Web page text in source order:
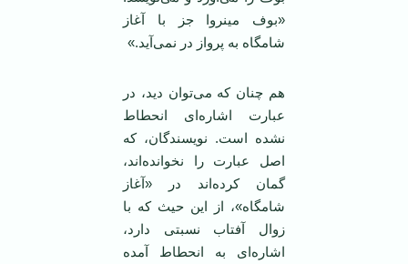
«بوف مینروا جز با آغاز
شامگاه به پرواز در نمی‌آید.»
هم چنان که می‌توان دید، در
عبارت اشاره‌ای انحطاط
نشده است. نویسندگان، که
اصل عبارت را نخوانده‌اند،
گمان کرده‌اند در «آغاز
شامگاه»، از این حیث که با
زوال آفتاب نسبتی دارد،
اشاره‌ای به انحطاط آمده